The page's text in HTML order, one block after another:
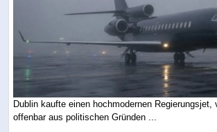
Dublin kaufte einen hochmodernen Regierungsjet,
offenbar aus politischen Gründen ...